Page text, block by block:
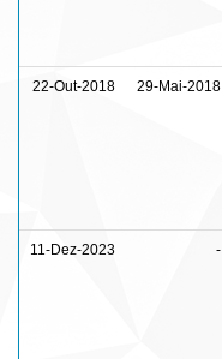
22-Out-2018 29-Mai-2018
11-Dez-2023 -